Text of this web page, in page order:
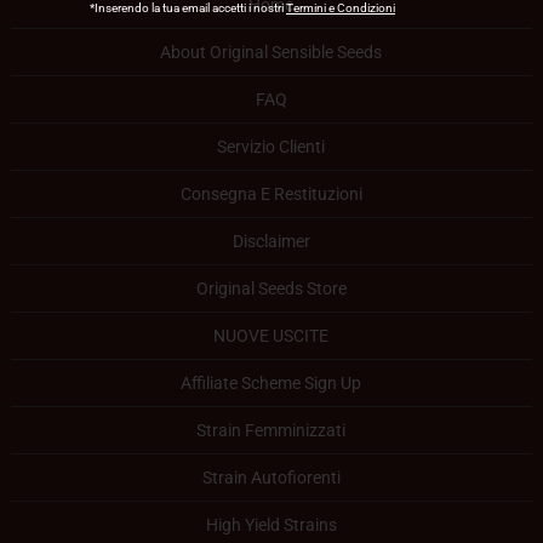
Home
About Original Sensible Seeds
FAQ
Servizio Clienti
Consegna E Restituzioni
Disclaimer
Original Seeds Store
NUOVE USCITE
Affiliate Scheme Sign Up
Strain Femminizzati
Strain Autofiorenti
High Yield Strains
*Inserendo la tua email accetti i nostriTermini e Condizioni